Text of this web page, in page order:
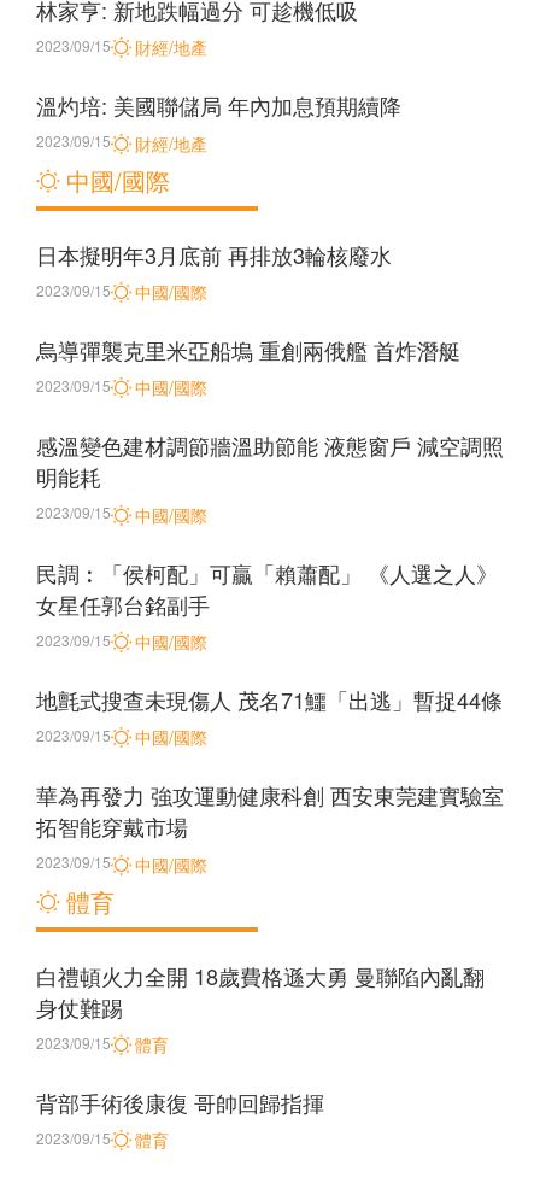
林家亨: 新地跌幅過分 可趁機低吸
財經/地產
2023/09/15
溫灼培: 美國聯儲局 年內加息預期續降
財經/地產
2023/09/15
中國/國際
日本擬明年3月底前 再排放3輪核廢水
中國/國際
2023/09/15
烏導彈襲克里米亞船塢 重創兩俄艦 首炸潛艇
中國/國際
2023/09/15
感溫變色建材調節牆溫助節能 液態窗戶 減空調照
明能耗
中國/國際
2023/09/15
民調︰「侯柯配」可贏「賴蕭配」 《人選之人》
女星任郭台銘副手
中國/國際
2023/09/15
地氈式搜查未現傷人 茂名71鱷「出逃」暫捉44條
中國/國際
2023/09/15
華為再發力 強攻運動健康科創 西安東莞建實驗室
拓智能穿戴市場
中國/國際
2023/09/15
體育
白禮頓火力全開 18歲費格遜大勇 曼聯陷內亂翻
身仗難踢
體育
2023/09/15
背部手術後康復 哥帥回歸指揮
體育
2023/09/15